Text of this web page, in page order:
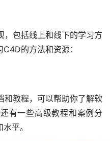
，包括线上和线下的学习方
的方法和资源：
和教程，可以帮助你了解软
有一些高级教程和案例分
平。